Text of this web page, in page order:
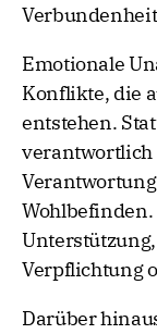
Emotionale
Konflikte, die
entstehen.
verantwortlich
Wohlbefinden.
Verpflichtung
Darüber